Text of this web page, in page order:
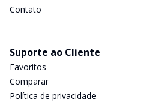
Contato
Suporte ao Cliente
Favoritos
Comparar
Política de privacidade